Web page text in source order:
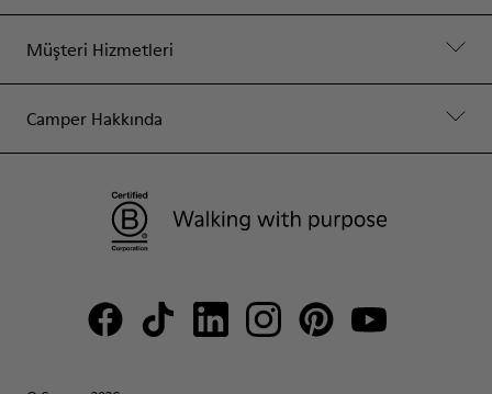
Müşteri Hizmetleri
Camper Hakkında